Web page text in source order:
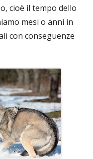
cioè il tempo dello
mesi o anni in
con conseguenze